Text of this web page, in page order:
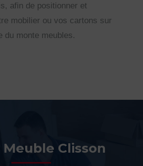
afin de positionner et
mobilier ou vos cartons sur
du monte meubles.
Clisson